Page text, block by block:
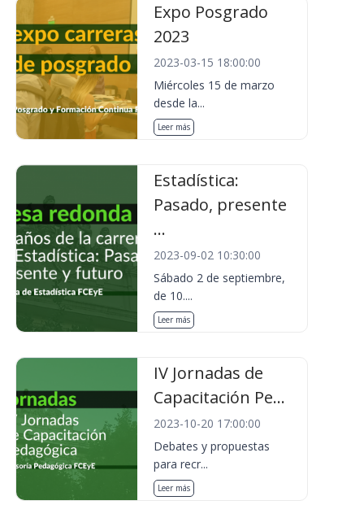
Expo Posgrado
2023
2023-03-15 18:00:00
Miércoles 15 de marzo
desde la...
Leer más
Estadística:
Pasado, presente
...
2023-09-02 10:30:00
Sábado 2 de septiembre,
de 10....
Leer más
IV Jornadas de
Capacitación Pe...
2023-10-20 17:00:00
Debates y propuestas
para recr...
Leer más